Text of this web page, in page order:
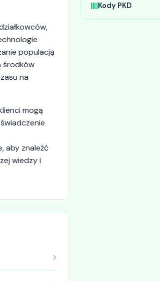
Kody PKD
populacją
środków
na
mogą
aby znaleźć
wiedzy i